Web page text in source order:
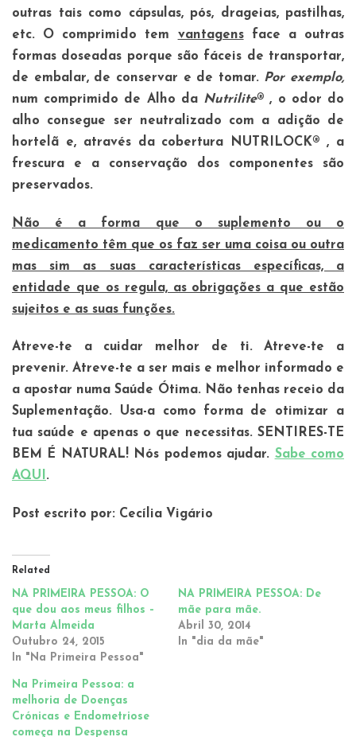
outras tais como cápsulas, pós, drageias, pastilhas,
etc. O comprimido tem vantagensface a outras
formas doseadas porque são fáceis de transportar,
de embalar, de conservar e de tomar. Por exemplo,
num comprimido de Alho da Nutrilite® , o odor do
alho consegue ser neutralizado com a adição de
hortelã e, através da cobertura NUTRILOCK® , a
frescura e a conservação dos componentes são
preservados.
Não é a forma que o suplemento ou o
medicamento têm que os faz ser uma coisa ou outra
mas sim as suas características específicas, a
entidade que os regula, as obrigações a que estão
sujeitos e as suas funções.
Atreve-te a cuidar melhor de ti. Atreve-te a
prevenir. Atreve-te a ser mais e melhor informado e
a apostar numa Saúde Ótima. Não tenhas receio da
Suplementação. Usa-a como forma de otimizar a
tua saúde e apenas o que necessitas. SENTIRES-TE
BEM É NATURAL! Nós podemos ajudar. Sabe como
AQUI.
Post escrito por: Cecília Vigário
Related
NA PRIMEIRA PESSOA: O
que dou aos meus filhos –
Marta Almeida
Outubro 24, 2015
In "Na Primeira Pessoa"
NA PRIMEIRA PESSOA: De
mãe para mãe.
Abril 30, 2014
In "dia da mãe"
Na Primeira Pessoa: a
melhoria de Doenças
Crónicas e Endometriose
começa na Despensa